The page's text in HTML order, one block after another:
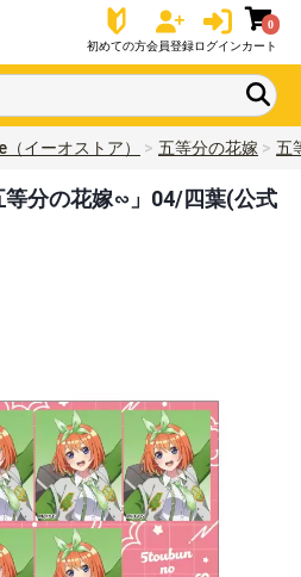
初めての方会員登録ログイン
0
カート
イーオストア） 五等分の花嫁 五
等分の花嫁∽」04/四葉(公式